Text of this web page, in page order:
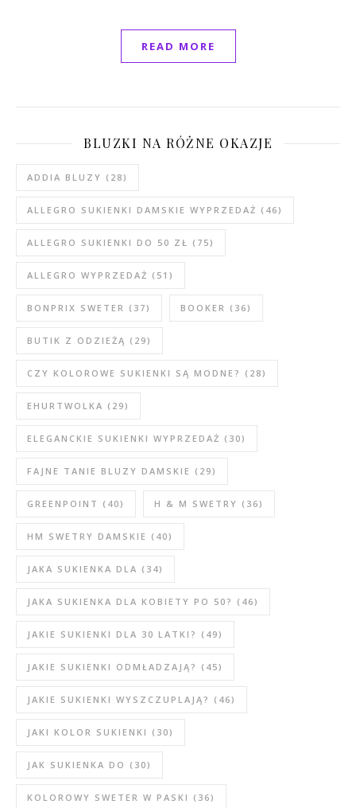
READ MORE
BLUZKI NA RÓŻNE OKAZJE
ADDIA BLUZY (28)
ALLEGRO SUKIENKI DAMSKIE WYPRZEDAŻ (46)
ALLEGRO SUKIENKI DO 50 ZŁ (75)
ALLEGRO WYPRZEDAŻ (51)
BONPRIX SWETER (37) BOOKER (36)
BUTIK Z ODZIEŻĄ (29)
CZY KOLOROWE SUKIENKI SĄ MODNE? (28)
EHURTWOLKA (29)
ELEGANCKIE SUKIENKI WYPRZEDAŻ (30)
FAJNE TANIE BLUZY DAMSKIE (29)
GREENPOINT (40) H & M SWETRY (36)
HM SWETRY DAMSKIE (40)
JAKA SUKIENKA DLA (34)
JAKA SUKIENKA DLA KOBIETY PO 50? (46)
JAKIE SUKIENKI DLA 30 LATKI? (49)
JAKIE SUKIENKI ODMŁADZAJĄ? (45)
JAKIE SUKIENKI WYSZCZUPLAJĄ? (46)
JAKI KOLOR SUKIENKI (30)
JAK SUKIENKA DO (30)
KOLOROWY SWETER W PASKI (36)